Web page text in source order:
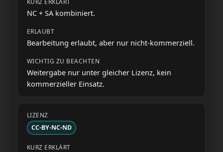
NC + SA kombiniert.
Bearbeitung erlaubt, aber nur nicht-kommerziell.
Weitergabe nur unter gleicher Lizenz, kein
kommerzieller Einsatz.
CC-BY-NC-ND